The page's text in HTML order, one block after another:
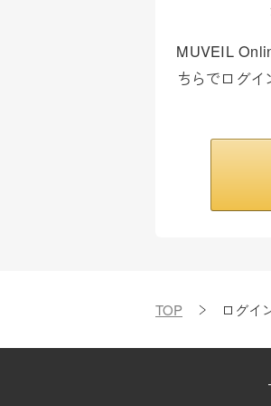
MUVEIL
ちらでログ
TOP ログイ